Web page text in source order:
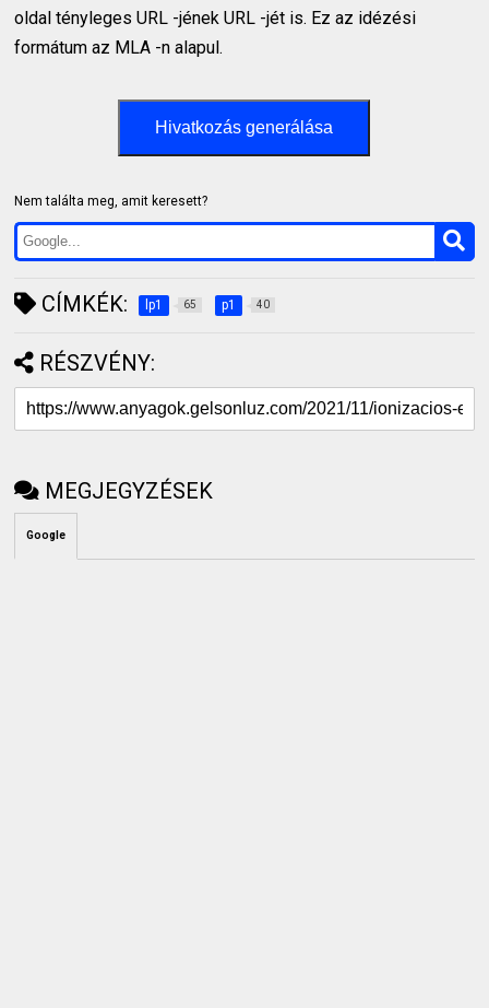
oldal tényleges URL -jének URL -jét is. Ez az idézési
formátum az MLA -n alapul.
Hivatkozás generálása
Nem találta meg, amit keresett?
CÍMKÉK: lp1 65 p1 40
RÉSZVÉNY:
MEGJEGYZÉSEK
Google